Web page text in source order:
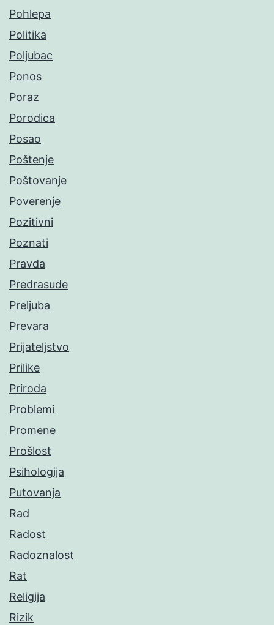
Pohlepa
Politika
Poljubac
Ponos
Poraz
Porodica
Posao
Poštenje
Poštovanje
Poverenje
Pozitivni
Poznati
Pravda
Predrasude
Preljuba
Prevara
Prijateljstvo
Prilike
Priroda
Problemi
Promene
Prošlost
Psihologija
Putovanja
Rad
Radost
Radoznalost
Rat
Religija
Rizik